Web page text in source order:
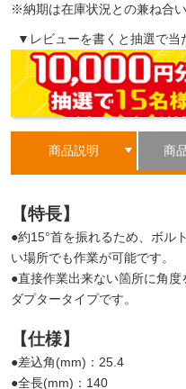
※納期は在庫状況との兼ね合い
▼レビューを書くと抽選で当
商品説明 商
【特長】
●約15°首を振れるため、ボル
い場所でも作業が可能です。
●直接作業出来ない箇所に角
ダプタータイプです。
【仕様】
●差込角(mm)：25.4
●全長(mm)：140